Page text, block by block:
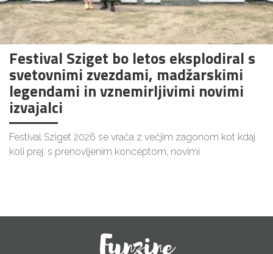
Festival Sziget bo letos eksplodiral s
svetovnimi zvezdami, madžarskimi
legendami in vznemirljivimi novimi
izvajalci
Festival Sziget 2026 se vrača z večjim zagonom kot kdaj
koli prej: s prenovljenim konceptom, novimi